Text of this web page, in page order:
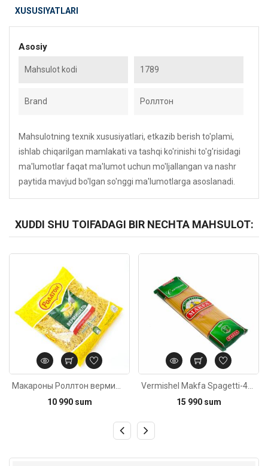
XUSUSIYATLARI
Asosiy
Mahsulot kodi 1789
Brand Роллтон
Mahsulotning texnik xususiyatlari, etkazib berish to'plami,
ishlab chiqarilgan mamlakati va tashqi ko'rinishi to'g'risidagi
ma'lumotlar faqat ma'lumot uchun mo'ljallangan va nashr
paytida mavjud bo'lgan so'nggi ma'lumotlarga asoslanadi.
XUDDI SHU TOIFADAGI BIR NECHTA MAHSULOT:
10 990 sum
15 990 sum